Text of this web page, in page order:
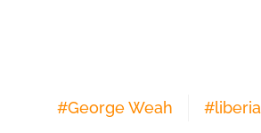
#George Weah #liberia